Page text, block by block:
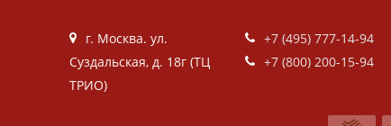
г. Москва. ул.
Суздальская, д. 18г (ТЦ
ТРИО)
+7 (495) 777-14-94
+7 (800) 200-15-94